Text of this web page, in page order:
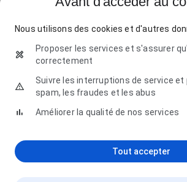
Nous utilisons des cookies et d'autres
Proposer les services et s'assurer
correctement
Suivre les interruptions de service
spam, les fraudes et les abus
Améliorer la qualité de nos services
Tout accepter